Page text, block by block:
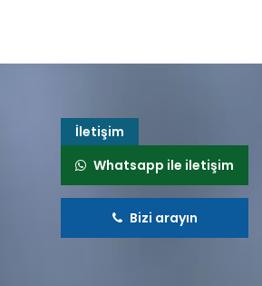
İletişim
Whatsapp ile iletişim
Bizi arayın